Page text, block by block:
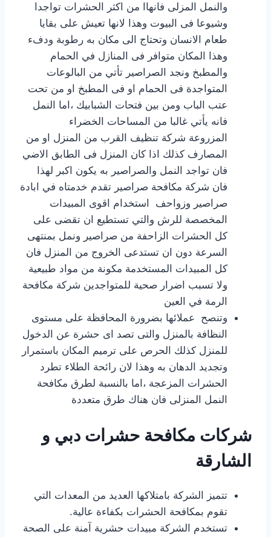
والنمل المزلى فانهاا من اكثر الحشرات تواجدا
وشيوعا فى البيوت وهذا لانها تعيش على بقايا
طعام الانسان وتحتاج الى مكان به رطوبة ودفء
وهذا المكان متوافر فى المنازل في الحمام
والمطبخ ونجد الصراصير تأتي من البالوعات
المتواجدة فى الحمام او فى المطبخ او من تحت
عتب الباب ومن بين فتحات الشبابيك ،اما النمل
فانه يأتي غالبا من المساحات الخضراء
المزروعة شركة تنظيف القرب من المنزل او من
المصارف كذلك اذا كان المنزل فى الطابق الاضي
فان تواجد النمل والصراصير به يكون اكبر لهذا
فان شركة مكافحة صراصير تقدم خدمتاه في ابادة
صراصير وزواحف استخدام اقوى المبيدات
المخصصة للرش والتي تستطيع ان تقضى على
كل الحشرات الزاحفة من صراصير ونمل بمنتهى
السرعة دون ان تستدعى الخروج من المنزل فان
كل المبيدات المستخدمة مكونة من مواد طبيعية
ولا تسبب اضرار صحية للمتواجدين شركة مكافحة
الرمة في العين
وتنصح عملائها بضرورة المحافظة على مستوى
النظافة بالمنزل والتى تصد اى حشرة عن الدخول
للمنزل كذلك الحرص على ترميم المكان باستمرار
وتجديد الدهان به وهذا لان رائحة الطلاء تطرد
الحشرات المزعجة ،اما بالنسبة لطرق مكافحة
النمل المنزلى فان هناك طرق متعددة
شركات مكافحة حشرات دبي و
الشارقة
تتميز الشركة بامتلاكها العديد من المعدات التي
تقوم بمكافحة الحشرات بكفاءة عالية.
تستخدم الشركة مبيدات حشرية آمنة على الصحة